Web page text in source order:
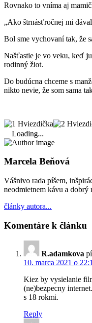
Rovnako to vníma aj
„Ako štrnásťročnej mi
Bol sme vychovaní tak, že
Našťastie je vo veku, keď
rodinný žiot.
Do budúcna chceme s
nikto nevie, že som sama
Loading...
Marcela Beňová
Vášnivo rada píšem,
neodmietnem kávu a dobrý
články autora...
Komentáre k článku
R.adamkova
10. marca 2021 o
Kiez by vysielanie
(ne)bezpecny
s 18 rokmi.
Reply